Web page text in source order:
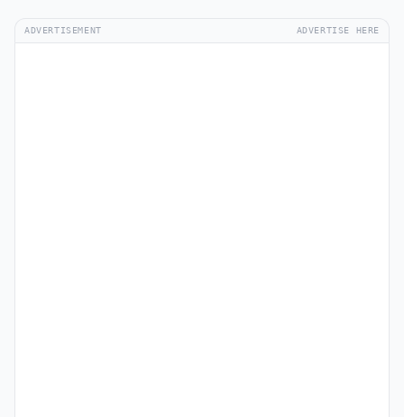
ADVERTISEMENT ADVERTISE HERE